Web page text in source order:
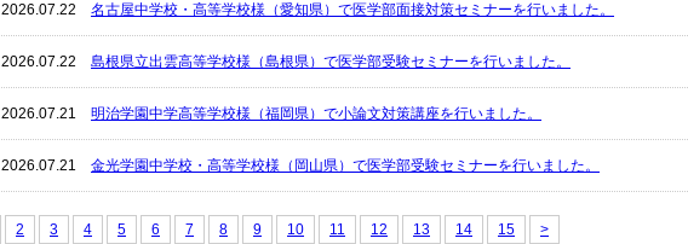
2026.07.22 名古屋中学校・高等学校様（愛知県）で医学部面接対策セミナーを行いました。
2026.07.22 島根県立出雲高等学校様（島根県）で医学部受験セミナーを行いました。
2026.07.21 明治学園中学高等学校様（福岡県）で小論文対策講座を行いました。
2026.07.21 金光学園中学校・高等学校様（岡山県）で医学部受験セミナーを行いました。
2 3 4 5 6 7 8 9 10 11 12 13 14 15 >